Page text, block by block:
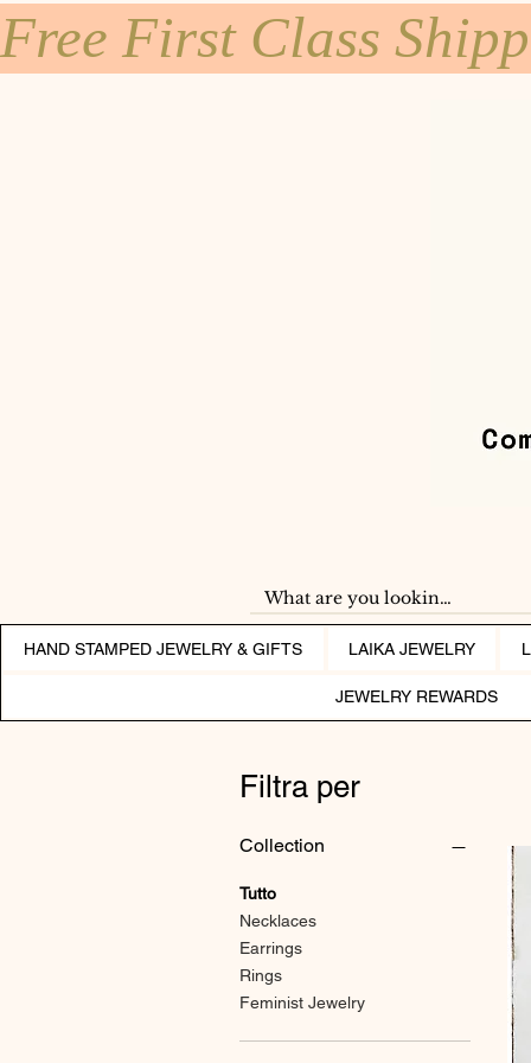
Free First Class
HAND STAMPED JEWELRY & GIFTS LAIKA JEWELRY
JEWELRY REWARDS
Filtra per
Collection
Tutto
Necklaces
Earrings
Rings
Feminist Jewelry